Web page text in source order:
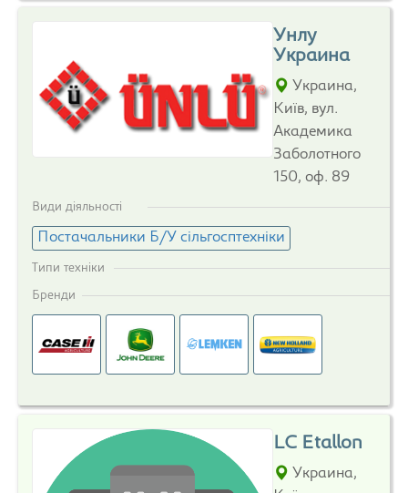
Унлу
Украина
Украина,
Київ, вул.
Академика
Заболотного
150, оф. 89
Види діяльності
Постачальники Б/У сільгосптехніки
Типи техніки
Бренди
LC Etallon
Украина,